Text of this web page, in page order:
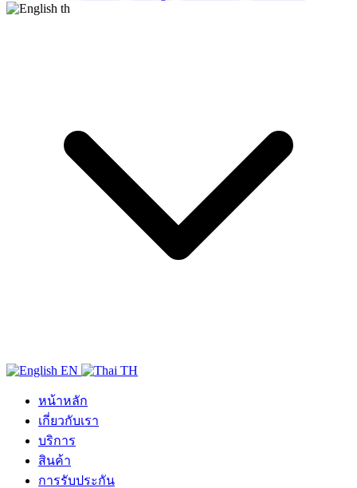
th
EN TH
หน้าหลัก
เกี่ยวกับเรา
บริการ
สินค้า
การรับประกัน